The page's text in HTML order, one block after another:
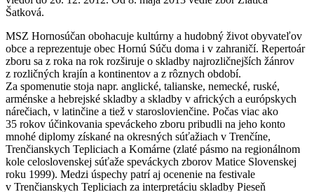
Šatková.
MSZ Hornosúčan obohacuje kultúrny a hudobný život obyvateľov
obce a reprezentuje obec Hornú Súču doma i v zahraničí. Repertoár
zboru sa z roka na rok rozširuje o skladby najrozličnejších žánrov
z rozličných krajín a kontinentov a z rôznych období.
Za spomenutie stoja napr. anglické, talianske, nemecké, ruské,
arménske a hebrejské skladby a skladby v afrických a európskych
nárečiach, v latinčine a tiež v staroslovienčine. Počas viac ako
35 rokov účinkovania speváckeho zboru pribudli na jeho konto
mnohé diplomy získané na okresných súťažiach v Trenčíne,
Trenčianskych Tepliciach a Komárne (zlaté pásmo na regionálnom
kole celoslovenskej súťaže speváckych zborov Matice Slovenskej
roku 1999). Medzi úspechy patrí aj ocenenie na festivale
v Trenčianskych Tepliciach za interpretáciu skladby Pieseň